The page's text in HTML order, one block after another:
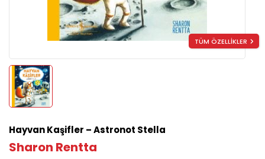
TÜM ÖZELLİKLER
Hayvan Kaşifler – Astronot Stella
Sharon Rentta